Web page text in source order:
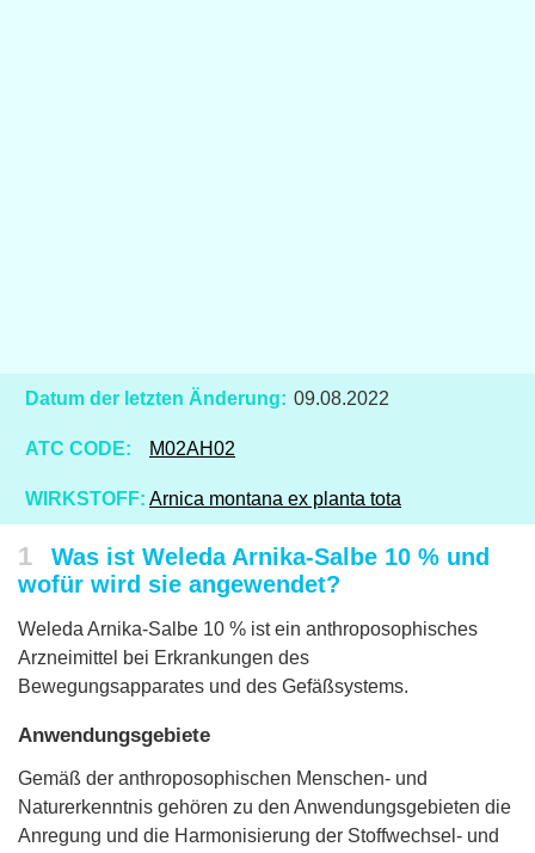
Datum der letzten Änderung: 09.08.2022
ATC CODE: M02AH02
WIRKSTOFF: Arnica montana ex planta tota
1
Was ist Weleda Arnika-Salbe 10 % und
wofür wird sie angewendet?
Weleda Arnika-Salbe 10 % ist ein anthroposophisches
Arzneimittel bei Erkrankungen des
Bewegungsapparates und des Gefäßsystems.
Anwendungsgebiete
Gemäß der anthroposophischen Menschen- und
Naturerkenntnis gehören zu den Anwendungsgebieten die
Anregung und die Harmonisierung der Stoffwechsel- und